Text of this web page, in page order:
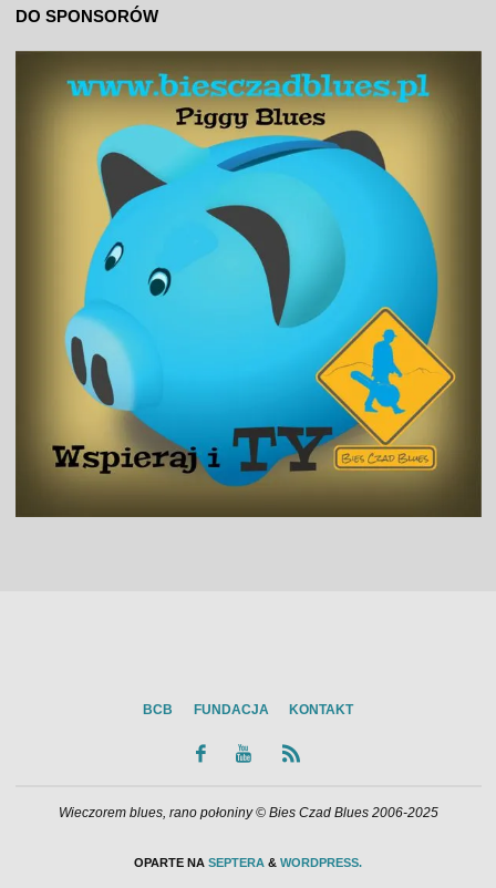
DO SPONSORÓW
BCB FUNDACJA KONTAKT
Wieczorem blues, rano połoniny © Bies Czad Blues 2006-2025
OPARTE NA SEPTERA & WORDPRESS.